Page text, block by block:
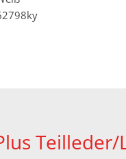
Teilleder/